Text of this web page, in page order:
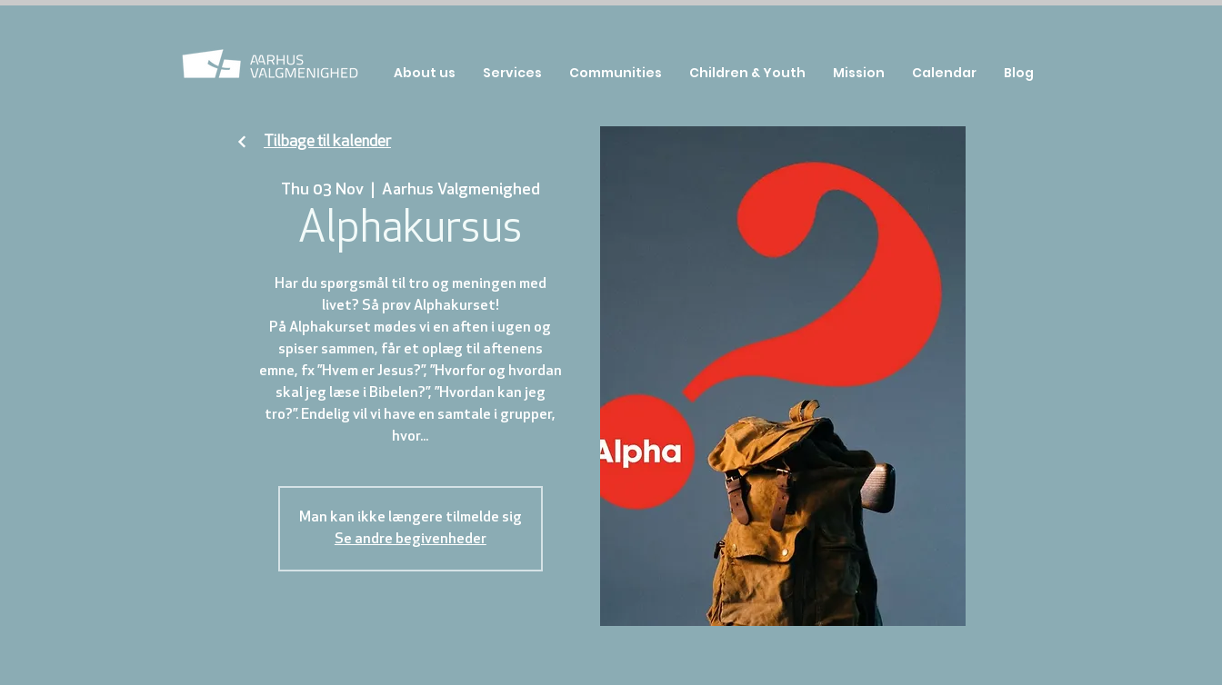
Thu 03 Nov
  |
Aarhus Valgmenighed
Alphakursus
Har du spørgsmål til tro og meningen med
livet? Så prøv Alphakurset!
På Alphakurset mødes vi en aften i ugen og
spiser sammen, får et oplæg til aftenens
emne, fx ”Hvem er Jesus?”, ”Hvorfor og hvordan
skal jeg læse i Bibelen?”, ”Hvordan kan jeg
tro?”. Endelig vil vi have en samtale i grupper,
hvor...
Man kan ikke længere tilmelde sig
Se andre begivenheder
Tilbage til kalender
About us Services Communities Children & Youth Mission Calendar Blog